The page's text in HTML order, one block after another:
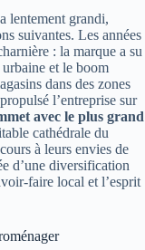
lentement grandi,
suivantes. Les années
: la marque a su
et le boom
dans des zones
l’entreprise sur
avec le plus grand
cathédrale du
à leurs envies de
d’une diversification
faire local et l’esprit